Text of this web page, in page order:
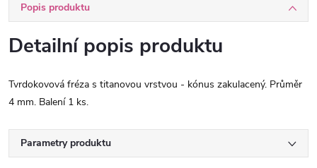
Popis produktu
Detailní popis produktu
Tvrdokovová fréza s titanovou vrstvou - kónus zakulacený. Průměr
4 mm. Balení 1 ks.
Parametry produktu